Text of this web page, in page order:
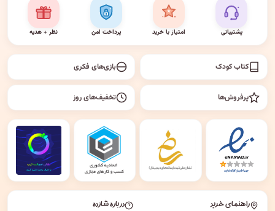
پشتیبانی امتیاز با خرید پرداخت امن نظر + هدیه
کتاب کودک بازی‌های فکری
پرفروش‌ها تخفیف‌های روز
راهنمای خرید درباره شازده